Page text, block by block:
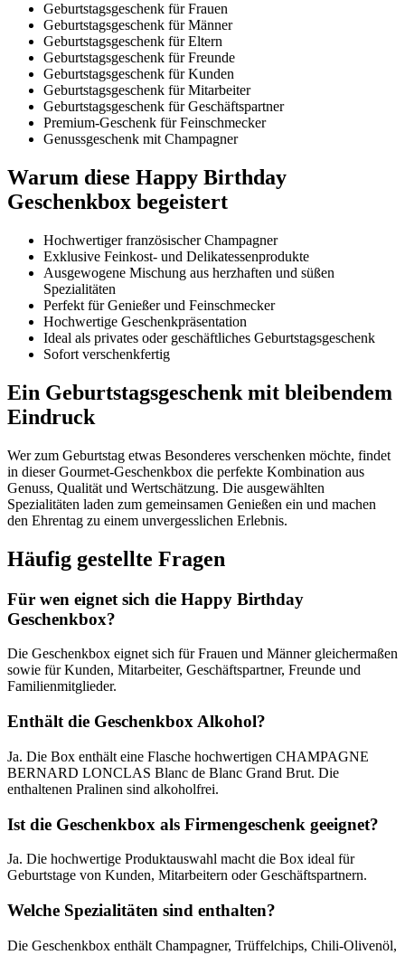
Geburtstagsgeschenk für Frauen
Geburtstagsgeschenk für Männer
Geburtstagsgeschenk für Eltern
Geburtstagsgeschenk für Freunde
Geburtstagsgeschenk für Kunden
Geburtstagsgeschenk für Mitarbeiter
Geburtstagsgeschenk für Geschäftspartner
Premium-Geschenk für Feinschmecker
Genussgeschenk mit Champagner
Warum diese Happy Birthday
Geschenkbox begeistert
Hochwertiger französischer Champagner
Exklusive Feinkost- und Delikatessenprodukte
Ausgewogene Mischung aus herzhaften und süßen
Spezialitäten
Perfekt für Genießer und Feinschmecker
Hochwertige Geschenkpräsentation
Ideal als privates oder geschäftliches Geburtstagsgeschenk
Sofort verschenkfertig
Ein Geburtstagsgeschenk mit bleibendem
Eindruck
Wer zum Geburtstag etwas Besonderes verschenken möchte, findet
in dieser Gourmet-Geschenkbox die perfekte Kombination aus
Genuss, Qualität und Wertschätzung. Die ausgewählten
Spezialitäten laden zum gemeinsamen Genießen ein und machen
den Ehrentag zu einem unvergesslichen Erlebnis.
Häufig gestellte Fragen
Für wen eignet sich die Happy Birthday
Geschenkbox?
Die Geschenkbox eignet sich für Frauen und Männer gleichermaßen
sowie für Kunden, Mitarbeiter, Geschäftspartner, Freunde und
Familienmitglieder.
Enthält die Geschenkbox Alkohol?
Ja. Die Box enthält eine Flasche hochwertigen CHAMPAGNE
BERNARD LONCLAS Blanc de Blanc Grand Brut. Die
enthaltenen Pralinen sind alkoholfrei.
Ist die Geschenkbox als Firmengeschenk geeignet?
Ja. Die hochwertige Produktauswahl macht die Box ideal für
Geburtstage von Kunden, Mitarbeitern oder Geschäftspartnern.
Welche Spezialitäten sind enthalten?
Die Geschenkbox enthält Champagner, Trüffelchips, Chili-Olivenöl,